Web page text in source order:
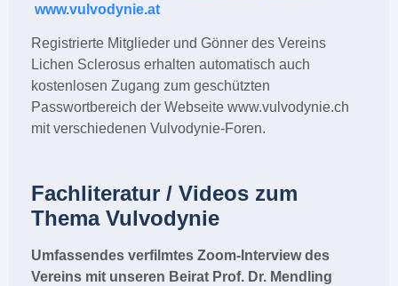
www.vulvodynie.at
Registrierte Mitglieder und Gönner des Vereins
Lichen Sclerosus erhalten automatisch auch
kostenlosen Zugang zum geschützten
Passwortbereich der Webseite www.vulvodynie.ch
mit verschiedenen Vulvodynie-Foren.
Fachliteratur / Videos zum
Thema Vulvodynie
Umfassendes verfilmtes Zoom-Interview des
Vereins mit unseren Beirat Prof. Dr. Mendling